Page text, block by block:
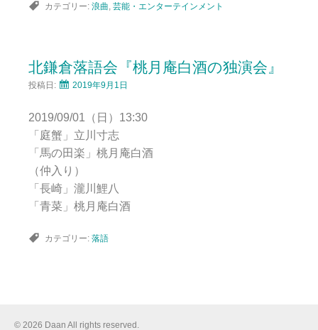
カテゴリー: 浪曲 芸能・エンターテインメント
北鎌倉落語会『桃月庵白酒の独演会』
投稿日: 2019年9月1日
2019/09/01（日）13:30
「庭蟹」立川寸志
「馬の田楽」桃月庵白酒
（仲入り）
「長崎」瀧川鯉八
「青菜」桃月庵白酒
カテゴリー: 落語
© 2026 Daan All rights reserved.